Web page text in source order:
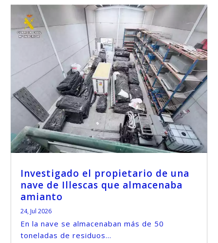
Investigado el propietario de una
nave de Illescas que almacenaba
amianto
24, Jul 2026
En la nave se almacenaban más de 50
toneladas de residuos...